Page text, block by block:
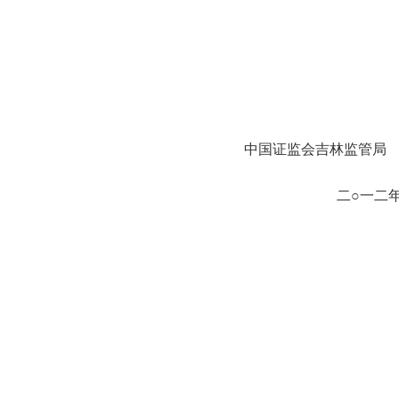
中国证监会吉林监管局
三月二十